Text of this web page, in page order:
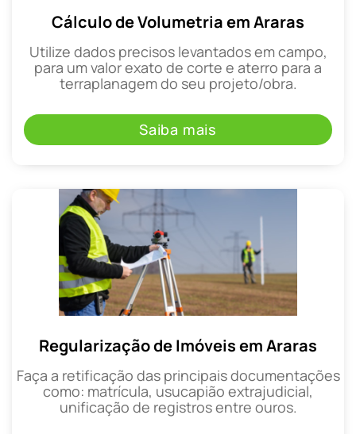
Cálculo de Volumetria em Araras
Utilize dados precisos levantados em campo,
para um valor exato de corte e aterro para a
terraplanagem do seu projeto/obra.
Saiba mais
Regularização de Imóveis em Araras
Faça a retificação das principais documentações
como: matrícula, usucapião extrajudicial,
unificação de registros entre ouros.